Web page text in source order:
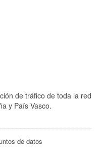
de tráfico de toda la red
y País Vasco.
de datos